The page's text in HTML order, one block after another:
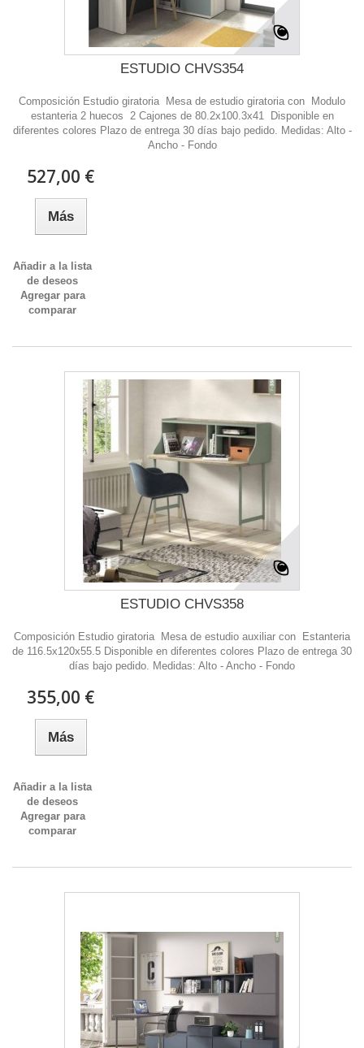
ESTUDIO CHVS354
Composición Estudio giratoria Mesa de estudio giratoria con Modulo
estanteria 2 huecos 2 Cajones de 80.2x100.3x41 Disponible en
diferentes colores Plazo de entrega 30 días bajo pedido. Medidas: Alto -
Ancho - Fondo
527,00 €
Más
Añadir a la lista
de deseos
Agregar para
comparar
ESTUDIO CHVS358
Composición Estudio giratoria Mesa de estudio auxiliar con Estanteria
de 116.5x120x55.5 Disponible en diferentes colores Plazo de entrega 30
días bajo pedido. Medidas: Alto - Ancho - Fondo
355,00 €
Más
Añadir a la lista
de deseos
Agregar para
comparar